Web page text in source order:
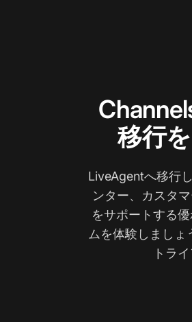
移行
LiveAgentへ移行
ンター、カスタ
をサポートする
ムを体験しまし
トラ